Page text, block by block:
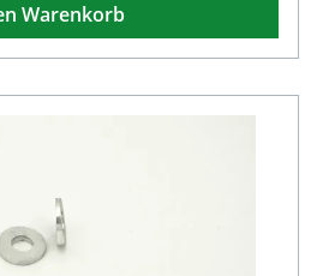
zur
für Thermostat
Warenkorb